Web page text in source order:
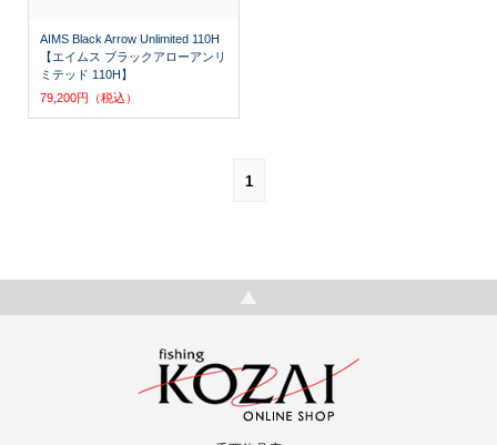
AIMS Black Arrow Unlimited 110H
【エイムス ブラックアローアンリ
ミテッド 110H】
79,200円（税込）
1